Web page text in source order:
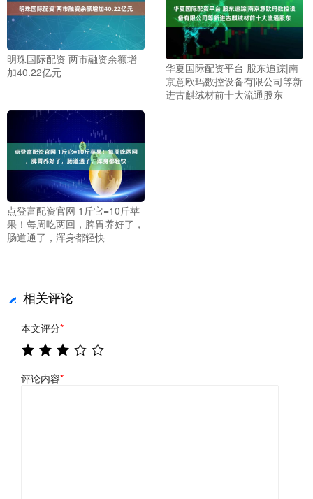
明珠国际配资 两市融资余额增
加40.22亿元
华夏国际配资平台 股东追踪|南
京意欧玛数控设备有限公司等新
进古麒绒材前十大流通股东
点登富配资官网 1斤它=10斤苹
果！每周吃两回，脾胃养好了，
肠道通了，浑身都轻快
相关评论
本文评分*
评论内容*